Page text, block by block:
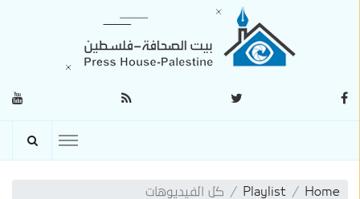
Home
Playlist كل الفيديوهات